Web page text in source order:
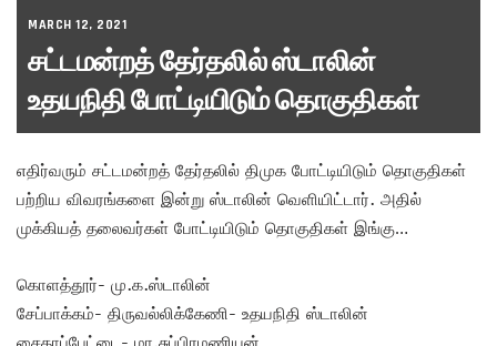
MARCH 12, 2021
சட்டமன்றத் தேர்தலில் ஸ்டாலின்
உதயநிதி போட்டியிடும் தொகுதிகள்
எதிர்வரும் சட்டமன்றத் தேர்தலில் திமுக போட்டியிடும் தொகுதிகள்
பற்றிய விவரங்களை இன்று ஸ்டாலின் வெளியிட்டார். அதில்
முக்கியத் தலைவர்கள் போட்டியிடும் தொகுதிகள் இங்கு…
கொளத்தூர்- மு.க.ஸ்டாலின்
சேப்பாக்கம்- திருவல்லிக்கேணி- உதயநிதி ஸ்டாலின்
சைதாப்பேட்டை- மா.சுப்பிரமணியன்